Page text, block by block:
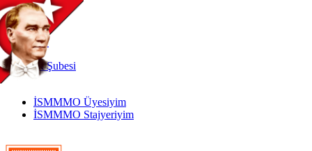
TR
|
EN
İnternetŞubesi
İSMMMO Üyesiyim
İSMMMO Stajyeriyim